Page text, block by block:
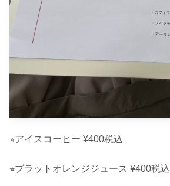
⭐︎アイスコーヒー ¥400税込
⭐︎ブラットオレンジジュース ¥400税込